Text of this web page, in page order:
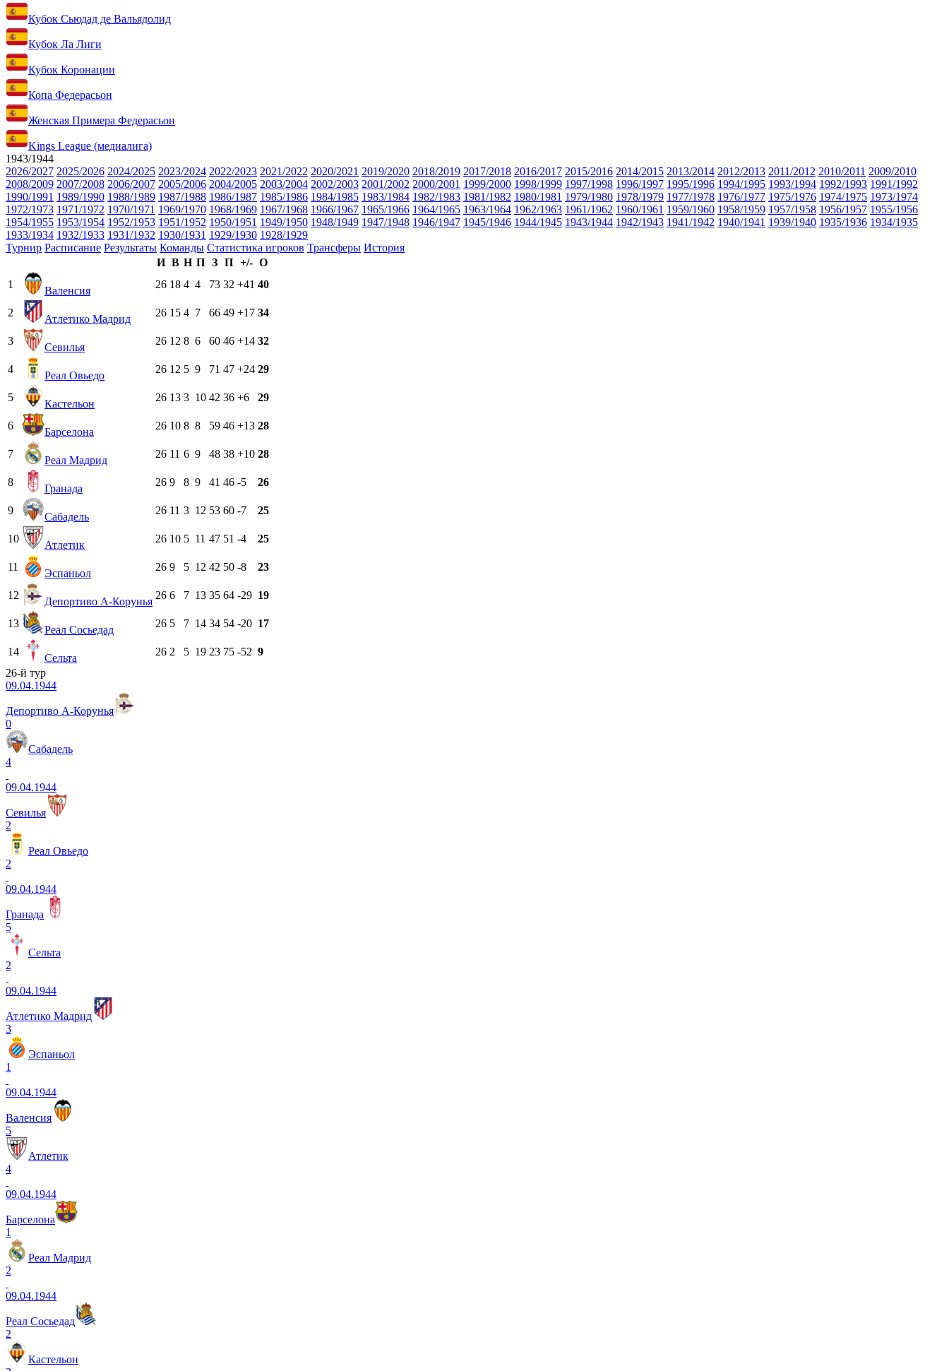
Кубок Сьюдад де Вальядолид
Кубок Ла Лиги
Кубок Коронации
Копа Федерасьон
Женская Примера Федерасьон
Kings League (медиалига)
1943/1944
2026/2027 2025/2026 2024/2025 2023/2024 2022/2023 2021/2022 2020/2021 2019/2020 2018/2019 2017/2018 2016/2017 2015/2016 2014/2015 2013/2014 2012/2013 2011/2012 2010/2011 2009/2010
2008/2009 2007/2008 2006/2007 2005/2006 2004/2005 2003/2004 2002/2003 2001/2002 2000/2001 1999/2000 1998/1999 1997/1998 1996/1997 1995/1996 1994/1995 1993/1994 1992/1993 1991/1992
1990/1991 1989/1990 1988/1989 1987/1988 1986/1987 1985/1986 1984/1985 1983/1984 1982/1983 1981/1982 1980/1981 1979/1980 1978/1979 1977/1978 1976/1977 1975/1976 1974/1975 1973/1974
1972/1973 1971/1972 1970/1971 1969/1970 1968/1969 1967/1968 1966/1967 1965/1966 1964/1965 1963/1964 1962/1963 1961/1962 1960/1961 1959/1960 1958/1959 1957/1958 1956/1957 1955/1956
1954/1955 1953/1954 1952/1953 1951/1952 1950/1951 1949/1950 1948/1949 1947/1948 1946/1947 1945/1946 1944/1945 1943/1944 1942/1943 1941/1942 1940/1941 1939/1940 1935/1936 1934/1935
1933/1934 1932/1933 1931/1932 1930/1931 1929/1930 1928/1929
Турнир Расписание Результаты Команды Статистика игроков Трансферы История
И В Н П З П +/- О
1
Валенсия
26 18 4 4 73 32 +41 40
2
Атлетико Мадрид
26 15 4 7 66 49 +17 34
3
Севилья
26 12 8 6 60 46 +14 32
4
Реал Овьедо
26 12 5 9 71 47 +24 29
5
Кастельон
26 13 3 10 42 36 +6 29
6
Барселона
26 10 8 8 59 46 +13 28
7
Реал Мадрид
26 11 6 9 48 38 +10 28
8
Гранада
26 9 8 9 41 46 -5 26
9
Сабадель
26 11 3 12 53 60 -7 25
10
Атлетик
26 10 5 11 47 51 -4 25
11
Эспаньол
26 9 5 12 42 50 -8 23
12
Депортиво А-Корунья
26 6 7 13 35 64 -29 19
13
Реал Сосьедад
26 5 7 14 34 54 -20 17
14
Сельта
26 2 5 19 23 75 -52 9
26-й тур
09.04.1944
Депортиво А-Корунья
0
Сабадель
4
09.04.1944
Севилья
2
Реал Овьедо
2
09.04.1944
Гранада
5
Сельта
2
09.04.1944
Атлетико Мадрид
3
Эспаньол
1
09.04.1944
Валенсия
5
Атлетик
4
09.04.1944
Барселона
1
Реал Мадрид
2
09.04.1944
Реал Сосьедад
2
Кастельон